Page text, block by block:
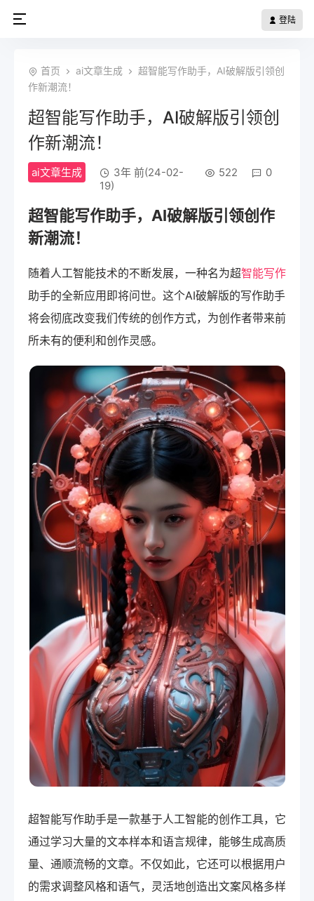
登陆
首页 ai文章生成
超智能写作助手，AI破解版引领创
作新潮流！
超智能写作助手，AI破解版引领创
作新潮流！
ai文章生成
3年 前(24-02-
19)
522 0
超智能写作助手，AI破解版引领创作
新潮流！
随着人工智能技术的不断发展，一种名为超智能写作
助手的全新应用即将问世。这个AI破解版的写作助手
将会彻底改变我们传统的创作方式，为创作者带来前
所未有的便利和创作灵感。
超智能写作助手是一款基于人工智能的创作工具，它
通过学习大量的文本样本和语言规律，能够生成高质
量、通顺流畅的文章。不仅如此，它还可以根据用户
的需求调整风格和语气，灵活地创造出文案风格多样